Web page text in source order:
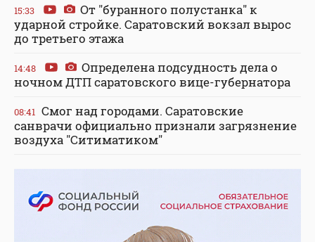
15:33
От "буранного полустанка" к
ударной стройке. Саратовский вокзал вырос
до третьего этажа
14:48
Определена подсудность дела о
ночном ДТП саратовского вице-губернатора
08:41 Смог над городами. Саратовские
санврачи официально признали загрязнение
воздуха "Ситиматиком"